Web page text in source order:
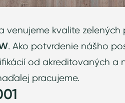
venujeme kvalite
. Ako potvrdenie nášho
od akreditovaných a
pracujeme.